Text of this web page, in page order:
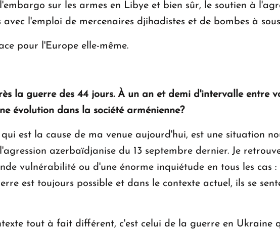
sur les armes en Libye et bien sûr, le soutien à
l'emploi de mercenaires djihadistes et de bombes à
pour l'Europe elle-même.
la guerre des 44 jours. À un an et demi d'intervalle entre
évolution dans la société arménienne?
est la cause de ma venue aujourd'hui, est une situation
azerbaïdjanise du 13 septembre dernier. Je
vulnérabilité ou d'une énorme inquiétude en tous les cas
est toujours possible et dans le contexte actuel, ils se
tout à fait différent, c'est celui de la guerre en Ukraine